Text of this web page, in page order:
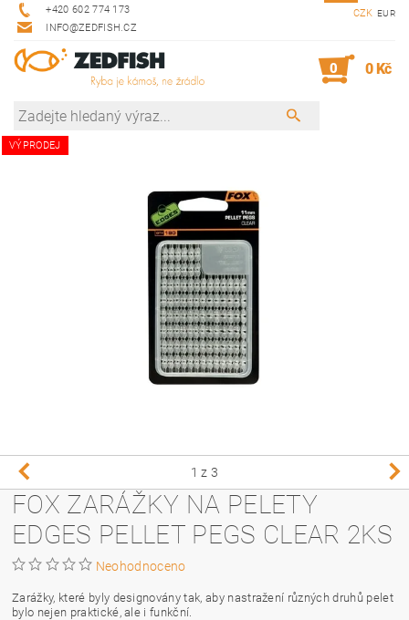
+420 602 774 173
INFO@ZEDFISH.CZ
CZK EUR
0 0 Kč
VÝPRODEJ
1 z 3
FOX ZARÁŽKY NA PELETY
EDGES PELLET PEGS CLEAR 2KS
Neohodnoceno
Zarážky, které byly designovány tak, aby nastražení různých druhů pelet
bylo nejen praktické, ale i funkční.